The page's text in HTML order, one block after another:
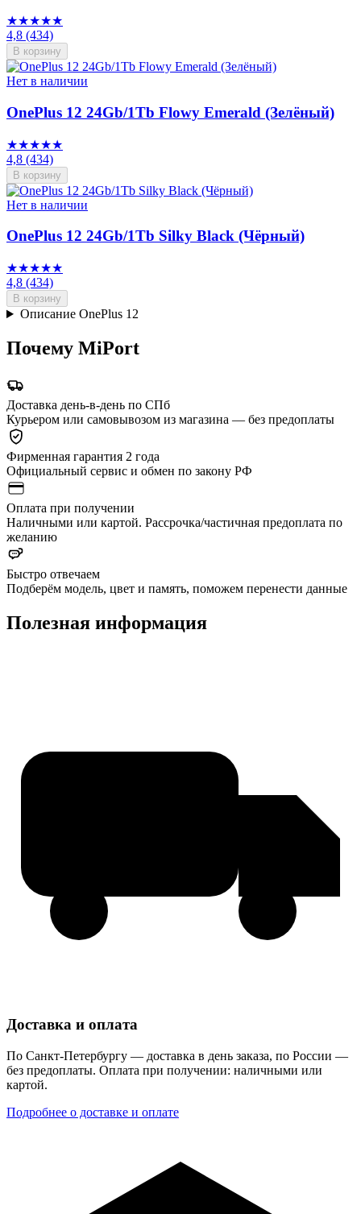
★★★★★
4,8 (434)
В корзину
Нет в наличии
OnePlus 12 24Gb/1Tb Flowy Emerald (Зелёный)
★★★★★
4,8 (434)
В корзину
Нет в наличии
OnePlus 12 24Gb/1Tb Silky Black (Чёрный)
★★★★★
4,8 (434)
В корзину
Описание OnePlus 12
Почему MiPort
Доставка день-в-день по СПб
Курьером или самовывозом из магазина — без предоплаты
Фирменная гарантия 2 года
Официальный сервис и обмен по закону РФ
Оплата при получении
Наличными или картой. Рассрочка/частичная предоплата по
желанию
Быстро отвечаем
Подберём модель, цвет и память, поможем перенести данные
Полезная информация
Доставка и оплата
По Санкт-Петербургу — доставка в день заказа, по России —
без предоплаты. Оплата при получении: наличными или
картой.
Подробнее о доставке и оплате